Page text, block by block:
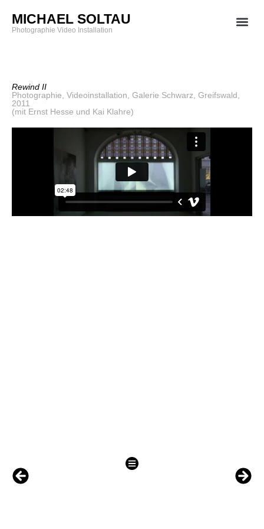
MICHAEL SOLTAU
Photographie Video Installation
Rewind II
Photographie, Videoinstallation, Galerie Schwarz, Greifswald,
2011
(mit Ernst Hesse und Kai Klahre)